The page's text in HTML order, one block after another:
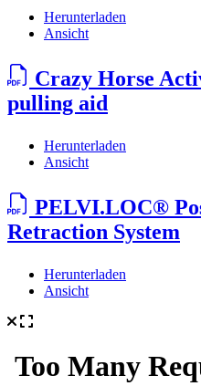
Herunterladen
Ansicht
Crazy Horse
pulling aid
Herunterladen
Ansicht
PELVI.LOC®
Retraction System
Herunterladen
Ansicht